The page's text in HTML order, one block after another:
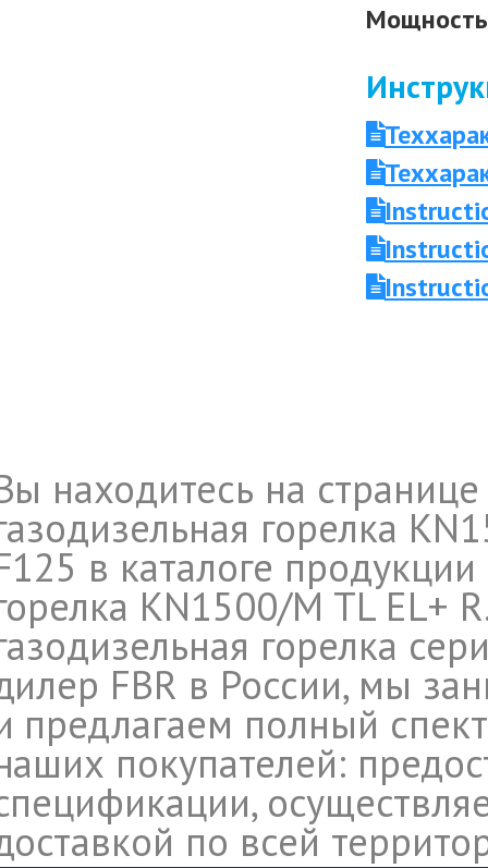
Мощность
находитесь на
горелка
в каталоге
KN1500/M TL EL+
горелка
FBR в России, мы
предлагаем полный
покупателей:
по всей